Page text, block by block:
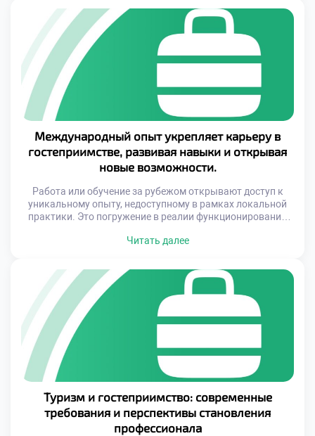
Современный турист ожидает высокого стандарта на
каждом этапе поездки, и без согласованности между
всеми участниками процесса достичь этого невозможно.
Важно […]
Международный опыт укрепляет карьеру в
гостеприимстве, развивая навыки и открывая
новые возможности.
Работа или обучение за рубежом открывают доступ к
уникальному опыту, недоступному в рамках локальной
практики. Это погружение в реалии функционирования
сервисных центров, где можно освоить современные
персоналом. Такой опыт способствует не только
развитию профессиональных компетенций, но и
формированию важных личностных качеств,
необходимых для успешной […]
Читать далее
Туризм и гостеприимство: современные
требования и перспективы становления
профессионала